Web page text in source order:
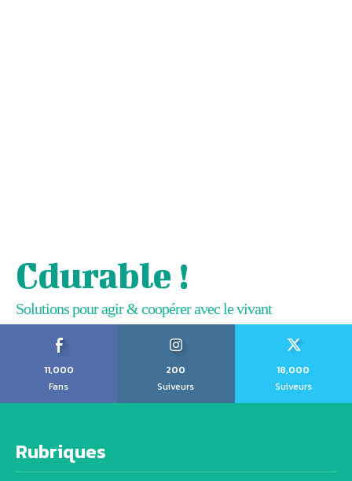
Cdurable !
Solutions pour agir & coopérer avec le vivant
11,000
Fans
200
Suiveurs
18,000
Suiveurs
Rubriques